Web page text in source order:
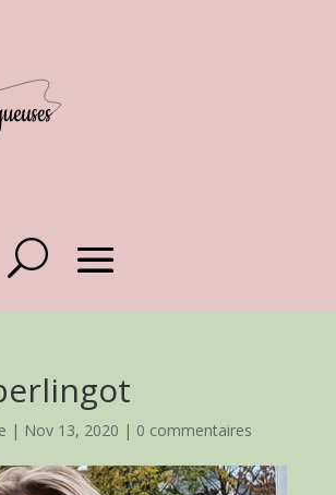
| Nov 13, 2020 | 0 commentaires